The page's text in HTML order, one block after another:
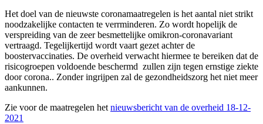
Het doel van de nieuwste coronamaatregelen is het aantal niet strikt
noodzakelijke contacten te verrminderen. Zo wordt hopelijk de
verspreiding van de zeer besmettelijke omikron-coronavariant
vertraagd. Tegelijkertijd wordt vaart gezet achter de
boostervaccinaties. De overheid verwacht hiermee te bereiken dat de
risicogroepen voldoende beschermd zullen zijn tegen ernstige ziekte
door corona.. Zonder ingrijpen zal de gezondheidszorg het niet meer
aankunnen.
Zie voor de maatregelen het nieuwsbericht van de overheid 18-12-
2021